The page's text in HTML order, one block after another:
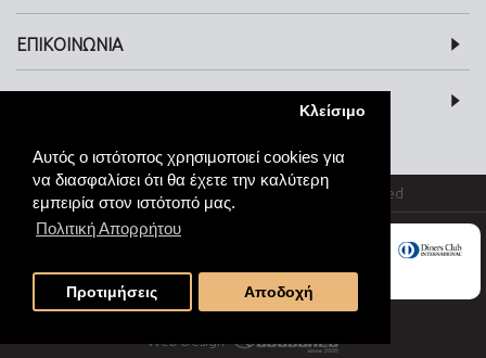
Αυτός ο ιστότοπος χρησιμοποιεί cookies για
να διασφαλίσει ότι θα έχετε την καλύτερη
εμπειρία στον ιστότοπό μας.
Πολιτική Απορρήτου
Κλείσιμο
Προτιμήσεις Αποδοχή
ΕΠΙΚΟΙΝΩΝΙΑ
© kosmimata-roloi.gr Jewellery. All rights reserved
Web Design